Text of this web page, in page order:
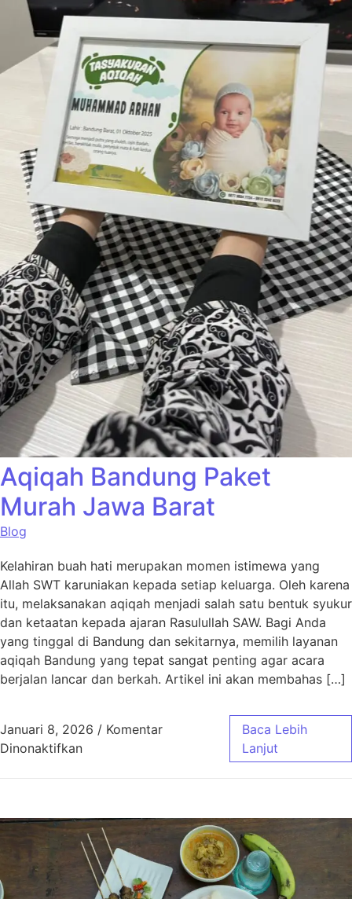
Aqiqah Bandung Paket
Murah Jawa Barat
Blog
Kelahiran buah hati merupakan momen istimewa yang
Allah SWT karuniakan kepada setiap keluarga. Oleh karena
itu, melaksanakan aqiqah menjadi salah satu bentuk syukur
dan ketaatan kepada ajaran Rasulullah SAW. Bagi Anda
yang tinggal di Bandung dan sekitarnya, memilih layanan
aqiqah Bandung yang tepat sangat penting agar acara
berjalan lancar dan berkah. Artikel ini akan membahas […]
Januari 8, 2026 / Komentar
Dinonaktifkanpada Aqiqah Bandung Paket Murah Jawa
Baca Lebih
Lanjut